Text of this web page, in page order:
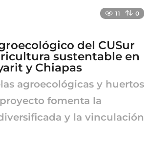
g
o
11 0
del CUSur
sustentable en
y Chiapas
agroecológicas y huertos
fomenta la
y la vinculación